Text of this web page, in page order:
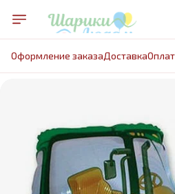
Оформление заказаДоставка